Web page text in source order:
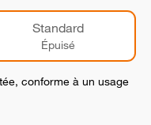
Standard
Épuisé
conforme à un usage